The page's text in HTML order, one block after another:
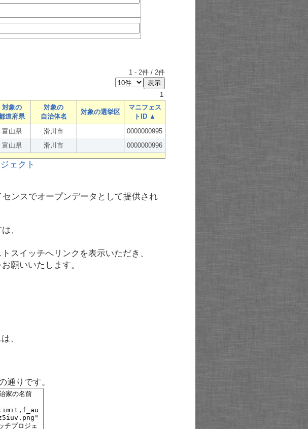
1 - 2件 / 2件
1
対象の
道府県
対象の
自治体名
対象の選挙区
マニフェス
トID ▲
富山県 滑川市
0000000995
富山県 滑川市 0000000996
センスでオープンデータとして提供され
、
スイッチへリンクを表示いただき、
願いいたします。
、
通りです。